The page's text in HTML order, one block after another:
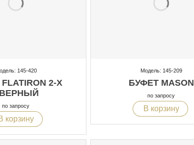
145-420
2-Х
по запросу
корзину
Модель: 145-209
БУФЕТ MASON
по запросу
В корзину